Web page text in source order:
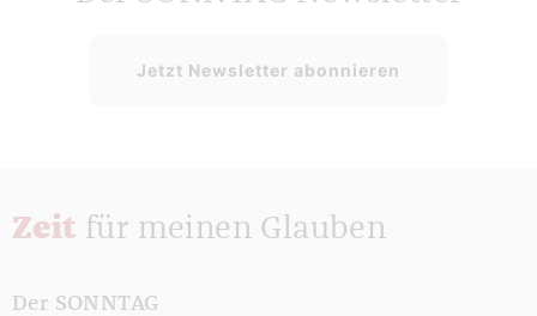
Jetzt Newsletter abonnieren
Zeit für meinen Glauben
Der SONNTAG